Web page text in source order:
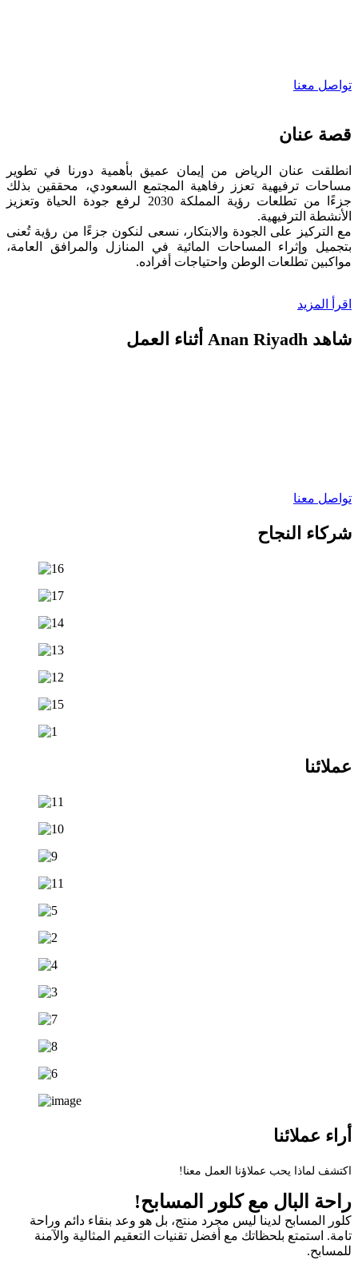
تواصل معنا
قصة عنان
انطلقت عنان الرياض من إيمان عميق بأهمية دورنا في تطوير
مساحات ترفيهية تعزز رفاهية المجتمع السعودي، محققين بذلك
جزءًا من تطلعات رؤية المملكة 2030 لرفع جودة الحياة وتعزيز
الأنشطة الترفيهية.
مع التركيز على الجودة والابتكار، نسعى لنكون جزءًا من رؤية تُعنى
بتجميل وإثراء المساحات المائية في المنازل والمرافق العامة،
مواكبين تطلعات الوطن واحتياجات أفراده.
اقرأ المزيد
شاهد Anan Riyadh أثناء العمل
تواصل معنا
شركاء النجاح
عملائنا
أراء عملائنا
اكتشف لماذا يحب عملاؤنا العمل معنا!
راحة البال مع كلور المسابح!
كلور المسابح لدينا ليس مجرد منتج، بل هو وعد بنقاء دائم وراحة
تامة. استمتع بلحظاتك مع أفضل تقنيات التعقيم المثالية والآمنة
للمسابح.